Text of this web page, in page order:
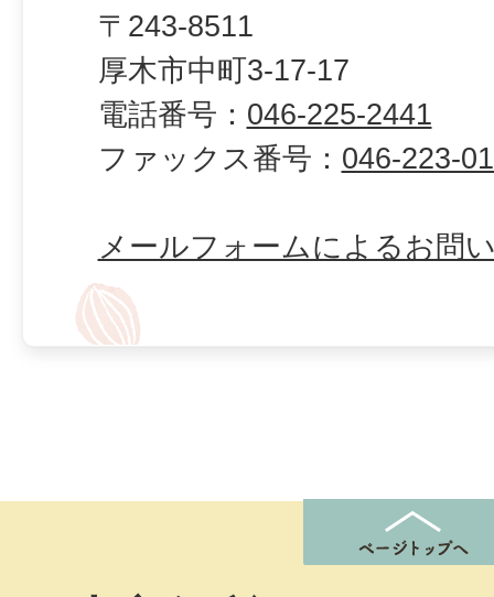
〒243-8511
厚木市中町3-17-17
電話番号： 046-225-2441
ファックス番号： 046-223-
メールフォームによるお問